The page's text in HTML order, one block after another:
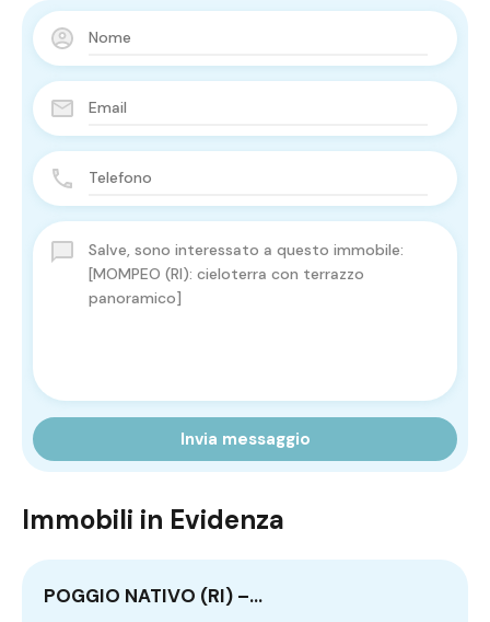
Invia messaggio
Immobili in Evidenza
POGGIO NATIVO (RI) –…